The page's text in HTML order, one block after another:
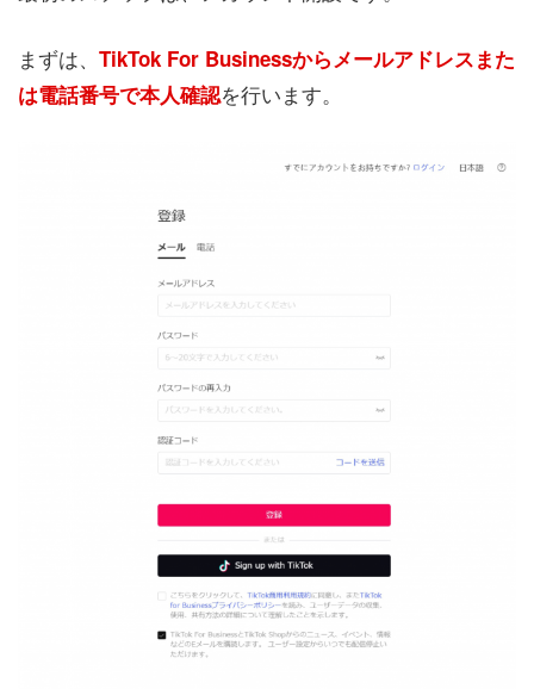
まずは、 TikTok For Businessからメールアドレスまた
は電話番号で本人確認を行います。